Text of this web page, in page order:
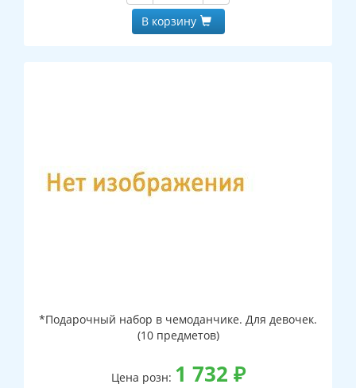
В корзину
*Подарочный набор в чемоданчике. Для девочек.
(10 предметов)
Цена розн: 1 732 ₽